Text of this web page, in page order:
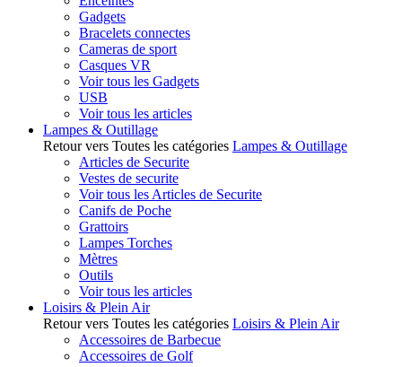
Gadgets
Bracelets connectes
Cameras de sport
Casques VR
Voir tous les Gadgets
USB
Voir tous les articles
Lampes & Outillage
Retour vers Toutes les catégories Lampes & Outillage
Articles de Securite
Vestes de securite
Voir tous les Articles de Securite
Canifs de Poche
Grattoirs
Lampes Torches
Mètres
Outils
Voir tous les articles
Loisirs & Plein Air
Retour vers Toutes les catégories Loisirs & Plein Air
Accessoires de Barbecue
Accessoires de Golf